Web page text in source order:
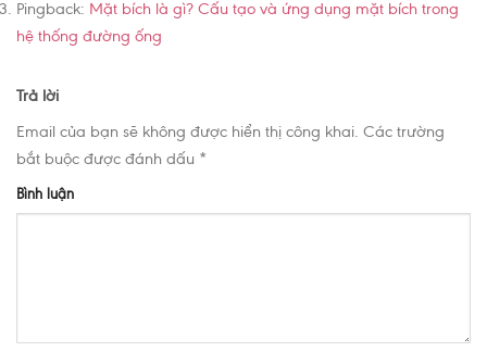
Pingback: Mặt bích là gì? Cấu tạo và ứng dụng mặt bích trong
hệ thống đường ống
Trả lời
Email của bạn sẽ không được hiển thị công khai. Các trường
bắt buộc được đánh dấu *
Bình luận